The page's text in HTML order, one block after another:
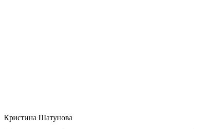
Кристина Шатунова